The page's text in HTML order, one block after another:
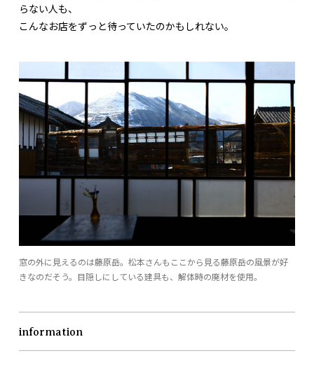
らない人も、
こんなお店をずっと待っていたのかもしれない。
窓の外に見えるのは藤原岳。松本さんもここから見る藤原岳の風景が好
きなのだそう。目隠しにしている建具も、解体時の廃材を使用。
information